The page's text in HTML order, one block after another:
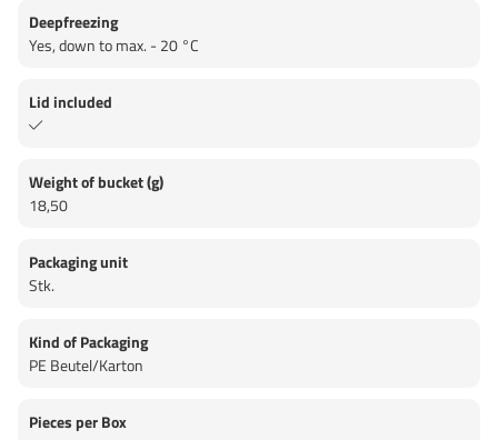
Deepfreezing
Yes, down to max. - 20 °C
Lid included
Weight of bucket (g)
18,50
Packaging unit
Stk.
Kind of Packaging
PE Beutel/Karton
Pieces per Box